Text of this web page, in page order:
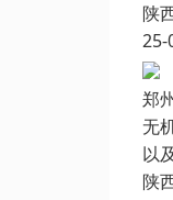
陕
25-
郑
无
以
陕